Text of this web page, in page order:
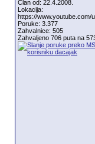
Član od: 22.4.2008.
Lokacija:
https://www.youtube.com/
Poruke: 3.377
Zahvalnice: 505
Zahvaljeno 706 puta na